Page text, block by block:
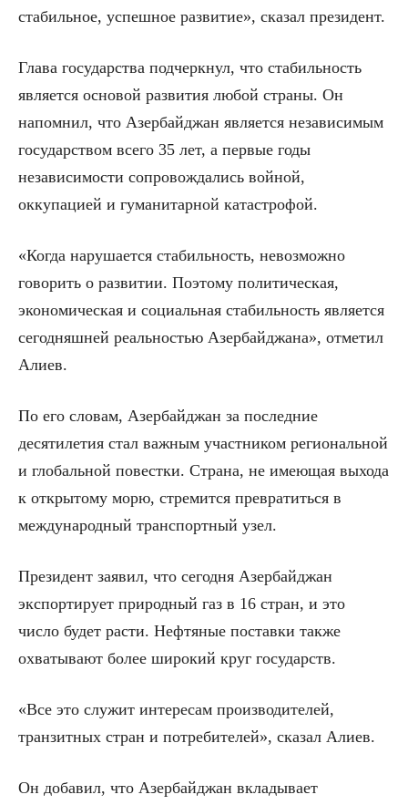
стабильное, успешное развитие», сказал президент.
Глава государства подчеркнул, что стабильность
является основой развития любой страны. Он
напомнил, что Азербайджан является независимым
государством всего 35 лет, а первые годы
независимости сопровождались войной,
оккупацией и гуманитарной катастрофой.
«Когда нарушается стабильность, невозможно
говорить о развитии. Поэтому политическая,
экономическая и социальная стабильность является
сегодняшней реальностью Азербайджана», отметил
Алиев.
По его словам, Азербайджан за последние
десятилетия стал важным участником региональной
и глобальной повестки. Страна, не имеющая выхода
к открытому морю, стремится превратиться в
международный транспортный узел.
Президент заявил, что сегодня Азербайджан
экспортирует природный газ в 16 стран, и это
число будет расти. Нефтяные поставки также
охватывают более широкий круг государств.
«Все это служит интересам производителей,
транзитных стран и потребителей», сказал Алиев.
Он добавил, что Азербайджан вкладывает